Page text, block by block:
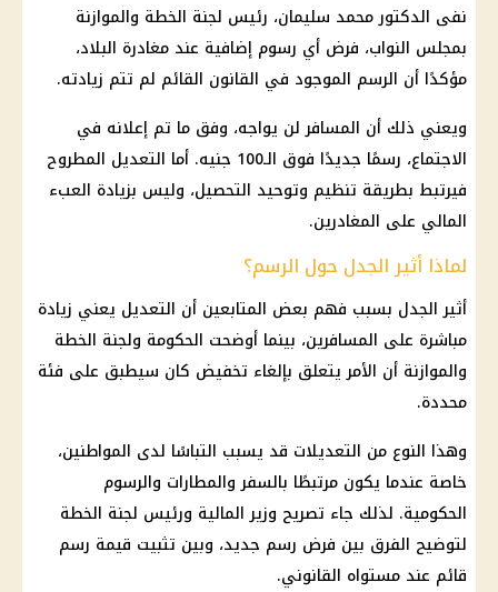
نفى الدكتور محمد سليمان، رئيس لجنة الخطة والموازنة
بمجلس النواب، فرض أي رسوم إضافية عند مغادرة البلاد،
مؤكدًا أن الرسم الموجود في القانون القائم لم تتم زيادته.
ويعني ذلك أن المسافر لن يواجه، وفق ما تم إعلانه في
الاجتماع، رسمًا جديدًا فوق الـ100 جنيه. أما التعديل المطروح
فيرتبط بطريقة تنظيم وتوحيد التحصيل، وليس بزيادة العبء
المالي على المغادرين.
لماذا أثير الجدل حول الرسم؟
أثير الجدل بسبب فهم بعض المتابعين أن التعديل يعني زيادة
مباشرة على المسافرين، بينما أوضحت الحكومة ولجنة الخطة
والموازنة أن الأمر يتعلق بإلغاء تخفيض كان سيطبق على فئة
محددة.
وهذا النوع من التعديلات قد يسبب التباسًا لدى المواطنين،
خاصة عندما يكون مرتبطًا بالسفر والمطارات والرسوم
الحكومية. لذلك جاء تصريح وزير المالية ورئيس لجنة الخطة
لتوضيح الفرق بين فرض رسم جديد، وبين تثبيت قيمة رسم
قائم عند مستواه القانوني.